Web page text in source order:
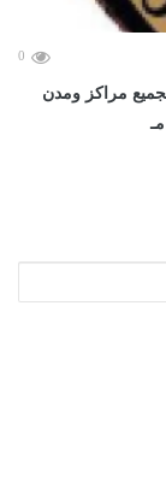
0
بجميع مراكز ومدن